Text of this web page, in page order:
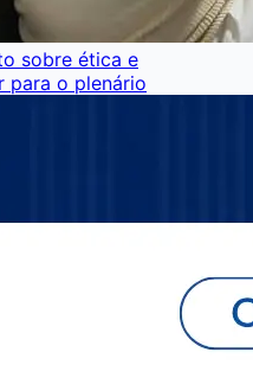
sobre ética e
para o plenário